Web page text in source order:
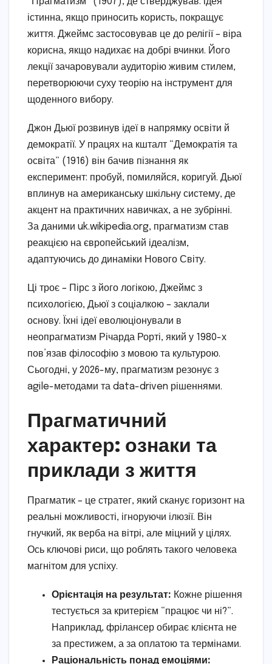
істинна, якщо приносить користь, покращує
життя. Джеймс застосовував це до релігії – віра
корисна, якщо надихає на добрі вчинки. Його
лекції зачаровували аудиторію живим стилем,
перетворюючи суху теорію на інструмент для
щоденного вибору.
Джон Дьюї розвинув ідеї в напрямку освіти й
демократії. У працях на кшталт “Демократія та
освіта” (1916) він бачив пізнання як
експеримент: пробуй, помиляйся, коригуй. Дьюї
вплинув на американську шкільну систему, де
акцент на практичних навичках, а не зубрінні.
За даними uk.wikipedia.org, прагматизм став
реакцією на європейський ідеалізм,
адаптуючись до динаміки Нового Світу.
Ці троє – Пірс з його логікою, Джеймс з
психологією, Дьюї з соціалкою – заклали
основу. Їхні ідеї еволюціонували в
неопрагматизм Річарда Рорті, який у 1980-х
пов’язав філософію з мовою та культурою.
Сьогодні, у 2026-му, прагматизм резонує з
agile-методами та data-driven рішеннями.
Прагматичний
характер: ознаки та
приклади з життя
Прагматик – це стратег, який сканує горизонт на
реальні можливості, ігноруючи ілюзії. Він
гнучкий, як верба на вітрі, але міцний у цілях.
Ось ключові риси, що роблять такого человека
магнітом для успіху.
Орієнтація на результат: Кожне рішення
тестується за критерієм “працює чи ні?”.
Наприклад, фрілансер обирає клієнта не
за престижем, а за оплатою та термінами.
Раціональність понад емоціями: